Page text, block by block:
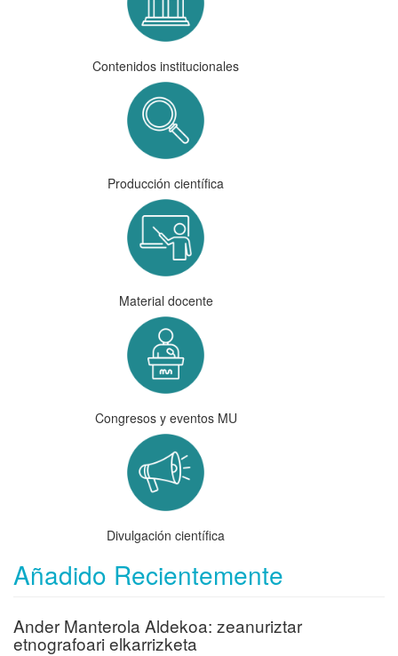
Contenidos institucionales
Producción científica
Material docente
Congresos y eventos MU
Divulgación científica
Añadido Recientemente
Ander Manterola Aldekoa: zeanuriztar
etnografoari elkarrizketa